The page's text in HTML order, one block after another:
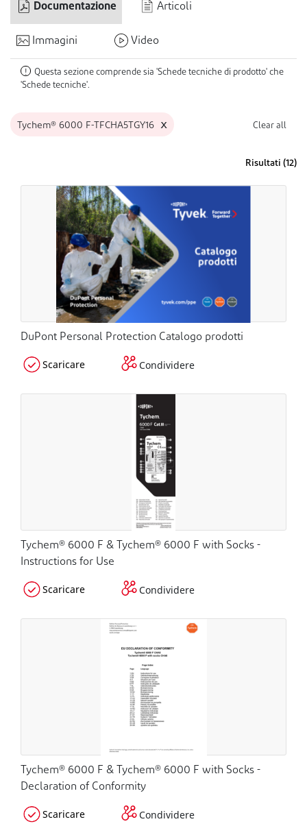
Documentazione Articoli
Immagini Video
!
Questa sezione comprende sia 'Schede tecniche di prodotto' che
'Schede tecniche'.
Tychem® 6000 F-TFCHA5TGY16 x Clear all
Risultati (12)
DuPont Personal Protection Catalogo prodotti
Scaricare Condividere
Tychem® 6000 F & Tychem® 6000 F with Socks -
Instructions for Use
Scaricare Condividere
Tychem® 6000 F & Tychem® 6000 F with Socks -
Declaration of Conformity
Scaricare Condividere